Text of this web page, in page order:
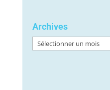
Archives
Archives